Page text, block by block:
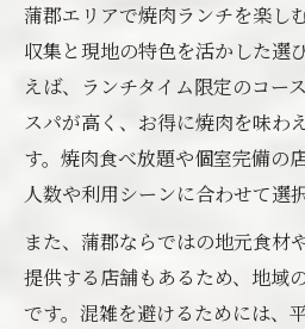
家族で焼肉ランチを
焼肉のお祝い利用に
食べ放題も充実の蒲郡市
蒲郡で焼肉食べ放題
焼肉食べ放題ランチ
焼肉店の食べ放題コ
コスパ抜群の焼肉食
口コミで選ぶ焼肉食
蒲郡エリアで焼肉ランチを楽し
収集と現地の特色を活かした選
えば、ランチタイム限定のコー
スパが高く、お得に焼肉を味わ
す。焼肉食べ放題や個室完備の
人数や利用シーンに合わせて選
また、蒲郡ならではの地元食材
提供する店舗もあるため、地域
です。混雑を避けるためには、